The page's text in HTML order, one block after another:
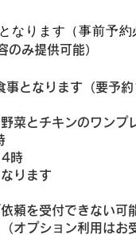
ります（事前予約
み提供可能）
となります（要予約
とチキンのワンプ
時
ります​
受付できない可能
ョン利用はお受